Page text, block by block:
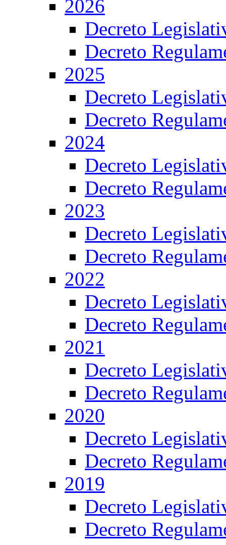
2026
Decreto
Decreto
2025
Decreto
Decreto
2024
Decreto
Decreto
2023
Decreto
Decreto
2022
Decreto
Decreto
2021
Decreto
Decreto
2020
Decreto
Decreto
2019
Decreto
Decreto